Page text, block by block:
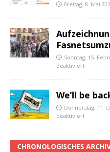
Freitag, 8. Mai
Sonntag, 15.
deaktiviert
We’ll be
Donnerstag, 11.
deaktiviert
CHRONOLOGISCHES